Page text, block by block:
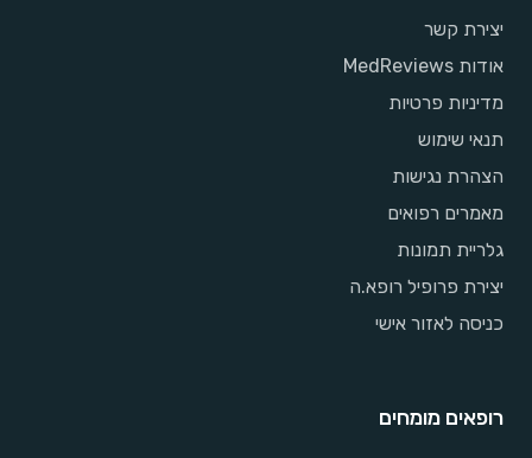
יצירת קשר
אודות MedReviews
מדיניות פרטיות
תנאי שימוש
הצהרת נגישות
מאמרים רפואים
גלריית תמונות
יצירת פרופיל רופא.ה
כניסה לאזור אישי
רופאים מומחים